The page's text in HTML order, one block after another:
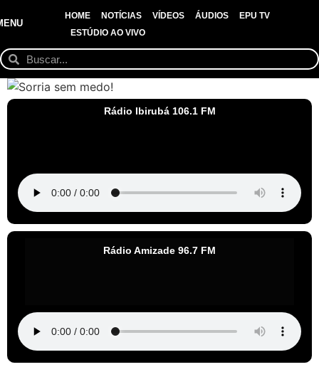
HOME NOTÍCIAS VÍDEOS ÁUDIOS
EPU TV
ESTÚDIO AO VIVO
Rádio Ibirubá 106.1 FM
Rádio Amizade 96.7 FM